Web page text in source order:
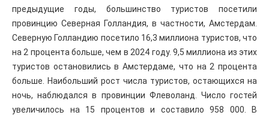
предыдущие годы, большинство туристов посетили
провинцию Северная Голландия, в частности, Амстердам.
Северную Голландию посетило 16,3 миллиона туристов, что
на 2 процента больше, чем в 2024 году. 9,5 миллиона из этих
туристов остановились в Амстердаме, что на 2 процента
больше. Наибольший рост числа туристов, остающихся на
ночь, наблюдался в провинции Флеволанд. Число гостей
увеличилось на 15 процентов и составило 958 000. В